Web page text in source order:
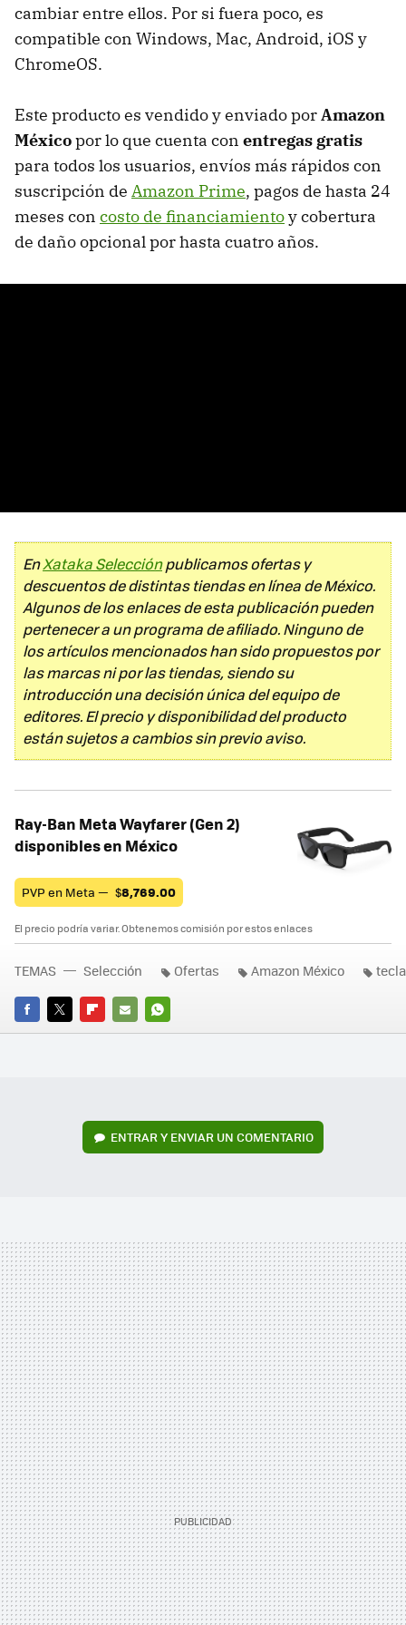
cambiar entre ellos. Por si fuera poco, es
compatible con Windows, Mac, Android, iOS y
ChromeOS.
Este producto es vendido y enviado porAmazon
Méxicopor lo que cuenta con entregas gratis
para todos los usuarios, envíos más rápidos con
suscripción de Amazon Prime, pagos de hasta 24
meses con costo de financiamientoy cobertura
de daño opcional por hasta cuatro años.
EnXataka Selecciónpublicamos ofertas y
descuentos de distintas tiendas en línea de México.
Algunos de los enlaces de esta publicación pueden
pertenecer a un programa de afiliado. Ninguno de
los artículos mencionados han sido propuestos por
las marcas ni por las tiendas, siendo su
introducción una decisión única del equipo de
editores. El precio y disponibilidad del producto
están sujetos a cambios sin previo aviso.
Ray-Ban Meta Wayfarer (Gen 2)
disponibles en México
PVP en Meta — $8,769.00
El precio podría variar. Obtenemos comisión por estos enlaces
FACEBOOK
TWITTERFLIPBOARD
E-
WHATSAPP
TEMAS Selección Ofertas Amazon México
ENTRAR Y ENVIAR UN COMENTARIO